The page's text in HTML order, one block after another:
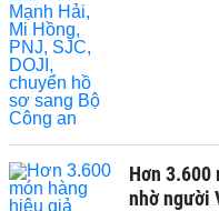
Hơn 3.600
nhờ người